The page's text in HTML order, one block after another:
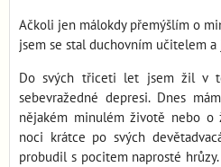
Ačkoli jen málokdy přemýšlím o
jsem se stal duchovním učitelem
Do svých třiceti let jsem žil v
sebevražedné depresi. Dnes
nějakém minulém životě nebo o
noci krátce po svých
probudil s pocitem naprosté